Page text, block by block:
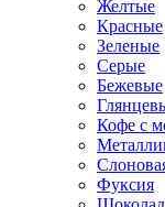
Желтые
Красные
Зеленые
Серые
Бежевые
Кофе с
Фуксия